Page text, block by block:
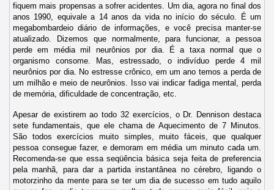
fiquem mais propensas a sofrer acidentes. Um dia, agora no final dos
anos 1990, equivale a 14 anos da vida no início do século. É um
megabombardeio diário de informações, e você precisa manter-se
atualizado. Dizemos que normalmente, para funcionar, a pessoa
perde em média mil neurônios por dia. É a taxa normal que o
organismo consome. Mas, estressado, o indivíduo perde 4 mil
neurônios por dia. No estresse crônico, em um ano temos a perda de
um milhão e meio de neurônios. Isso vai indicar fadiga mental, perda
de memória, dificuldade de concentração, etc.
Apesar de existirem ao todo 32 exercícios, o Dr. Dennison destaca
sete fundamentais, que ele chama de Aquecimento de 7 Minutos.
São todos exercícios muito simples, muito fáceis, que qualquer
pessoa consegue fazer, e demoram em média um minuto cada um.
Recomenda-se que essa seqüência básica seja feita de preferencia
pela manhã, para dar a partida instantânea no cérebro, ligando o
motorzinho da mente para se ter um dia de sucesso em tudo aquilo